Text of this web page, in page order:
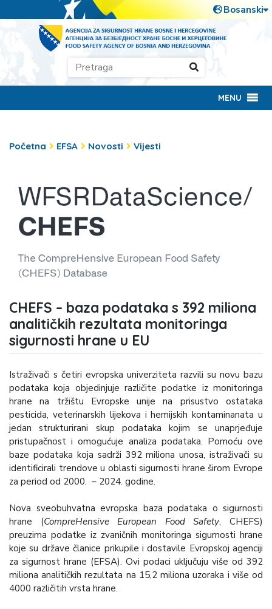
MENU
Početna EFSA Novosti Vijesti
CHEFS – baza podataka s 392 miliona
analitičkih rezultata monitoringa
sigurnosti hrane u EU
Istraživači s četiri evropska univerziteta razvili su novu bazu
podataka koja objedinjuje različite podatke iz monitoringa
hrane na tržištu Evropske unije na prisustvo ostataka
pesticida, veterinarskih lijekova i hemijskih kontaminanata u
jedan strukturirani skup podataka kojim se unaprjeđuje
pristupačnost i omogućuje analiza podataka. Pomoću ove
baze podataka koja sadrži 392 miliona unosa, istraživači su
identificirali trendove u oblasti sigurnosti hrane širom Evrope
za period od 2000. – 2024. godine.
Nova sveobuhvatna evropska baza podataka o sigurnosti
hrane (CompreHensive European Food Safety, CHEFS)
preuzima podatke iz zvaničnih monitoringa sigurnosti hrane
koje su države članice prikupile i dostavile Evropskoj agenciji
za sigurnost hrane (EFSA). Ovi podaci uključuju više od 392
miliona analitičkih rezultata na 15,2 miliona uzoraka i više od
4000 različitih vrsta hrane.